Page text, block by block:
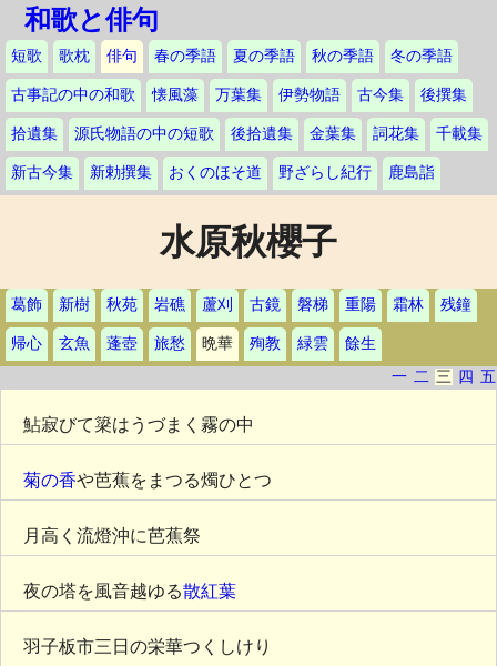
和歌と俳句
短歌 歌枕 俳句 春の季語 夏の季語 秋の季語 冬の季語
古事記の中の和歌 懐風藻 万葉集 伊勢物語 古今集 後撰集
拾遺集 源氏物語の中の短歌 後拾遺集 金葉集 詞花集 千載集
新古今集 新勅撰集 おくのほそ道 野ざらし紀行 鹿島詣
水原秋櫻子
葛飾 新樹 秋苑 岩礁 蘆刈 古鏡 磐梯 重陽 霜林 残鐘
帰心 玄魚 蓬壺 旅愁 晩華 殉教 緑雲
餘生
一 二 三 四 五
鮎寂びて簗はうづまく霧の中
菊の香や芭蕉をまつる燭ひとつ
月高く流燈沖に芭蕉祭
夜の塔を風音越ゆる散紅葉
羽子板市三日の栄華つくしけり